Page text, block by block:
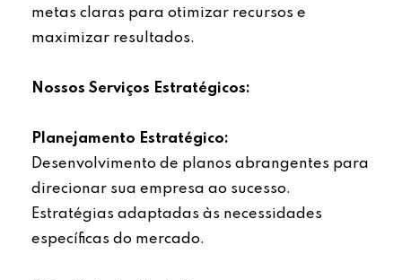
metas claras para otimizar recursos e
maximizar resultados.
Nossos Serviços Estratégicos:
Planejamento Estratégico:
Desenvolvimento de planos abrangentes para
direcionar sua empresa ao sucesso.
Estratégias adaptadas às necessidades
específicas do mercado.